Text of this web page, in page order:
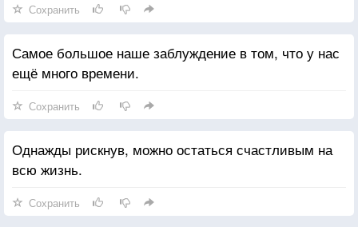
Сохранить
Самое большое наше заблуждение в том, что у нас
ещё много времени.
Сохранить
Однажды рискнув, можно остаться счастливым на
всю жизнь.
Сохранить